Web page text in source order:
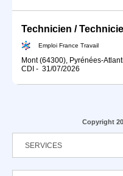
Emploi France Travail
Mont (64300), Pyrénées-
CDI - 31/07/2026
Copyright
SERVICES